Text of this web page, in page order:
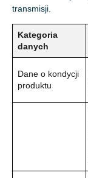
transmisji.
Kategoria
danych
Dane o kondycji
produktu